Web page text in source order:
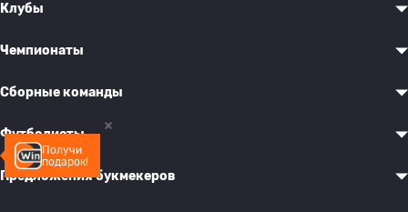
Получи
подарок!
Клубы
Чемпионаты
Сборные команды
Футболисты
Предложения букмекеров